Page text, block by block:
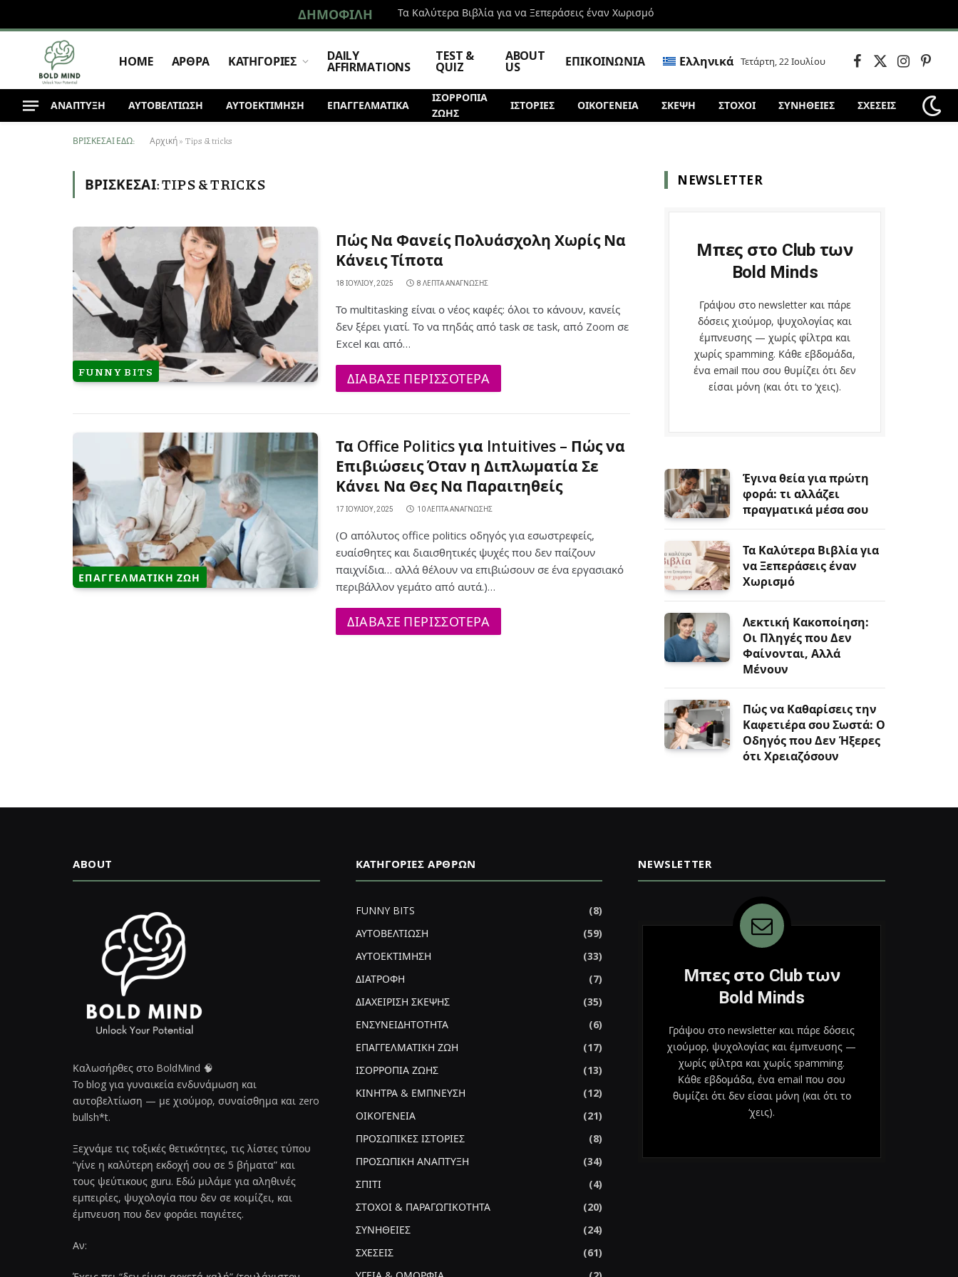
ΔΗΜΟΦΙΛΉ Τα Καλύτερα Βιβλία για να Ξεπεράσεις έναν Χωρισμό
HOME ΑΡΘΡΑ ΚΑΤΗΓΟΡΙΕΣ DAILY
AFFIRMATIONS
TEST &
QUIZ
ABOUT
US ΕΠΙΚΟΙΝΩΝΙΑ Ελληνικά Τετάρτη, 22 Ιουλίου Facebook
X
Instagram
ΑΝΆΠΤΥΞΗ ΑΥΤΟΒΕΛΤΙΩΣΗ ΑΥΤΟΕΚΤΙΜΗΣΗ ΕΠΑΓΓΕΛΜΑΤΙΚΆ
ΙΣΟΡΡΟΠΙΑ
ΖΩΗΣ
ΙΣΤΟΡΊΕΣ ΟΙΚΟΓΕΝΕΙΑ ΣΚΈΨΗ ΣΤΌΧΟΙ ΣΥΝΗΘΕΙΕΣ ΣΧΕΣΕΙΣ
ΒΡΊΣΚΕΣΑΙ ΕΔΏ: Αρχική» Tips & tricks
ΒΡΊΣΚΕΣΑΙ:TIPS & TRICKS
FUNNY BITS
Πώς Να Φανείς Πολυάσχολη Χωρίς Να
Κάνεις Τίποτα
18 ΙΟΥΛΊΟΥ, 2025 8 ΛΕΠΤΆ ΑΝΆΓΝΩΣΗΣ
Το multitasking είναι ο νέος καφές: όλοι το κάνουν, κανείς
δεν ξέρει γιατί. Το να πηδάς από task σε task, από Zoom σε
Excel και από…
ΔΙΑΒΑΣΕ ΠΕΡΙΣΣΟΤΕΡΑ
ΕΠΑΓΓΕΛΜΑΤΙΚΗ ΖΩΗ
Τα Office Politics για Intuitives – Πώς να
Επιβιώσεις Όταν η Διπλωματία Σε
Κάνει Να Θες Να Παραιτηθείς
17 ΙΟΥΛΊΟΥ, 2025 10 ΛΕΠΤΆ ΑΝΆΓΝΩΣΗΣ
(Ο απόλυτος office politics οδηγός για εσωστρεφείς,
ευαίσθητες και διαισθητικές ψυχές που δεν παίζουν
παιχνίδια… αλλά θέλουν να επιβιώσουν σε ένα εργασιακό
περιβάλλον γεμάτο από αυτά.)…
ΔΙΑΒΑΣΕ ΠΕΡΙΣΣΟΤΕΡΑ
NEWSLETTER
Μπες στο Club των
Bold Minds
Γράψου στο newsletter και πάρε
δόσεις χιούμορ, ψυχολογίας και
έμπνευσης — χωρίς φίλτρα και
χωρίς spamming. Κάθε εβδομάδα,
ένα email που σου θυμίζει ότι δεν
είσαι μόνη (και ότι το ‘χεις).
Έγινα θεία για πρώτη
φορά: τι αλλάζει
πραγματικά μέσα σου
Τα Καλύτερα Βιβλία για
να Ξεπεράσεις έναν
Χωρισμό
Λεκτική Κακοποίηση:
Οι Πληγές που Δεν
Φαίνονται, Αλλά
Μένουν
Πώς να Καθαρίσεις την
Καφετιέρα σου Σωστά: Ο
Οδηγός που Δεν Ήξερες
ότι Χρειαζόσουν
ABOUT
Καλωσήρθες στο BoldMind 🧠
Το blog για γυναικεία ενδυνάμωση και
αυτοβελτίωση — με χιούμορ, συναίσθημα και zero
bullsh*t.
Ξεχνάμε τις τοξικές θετικότητες, τις λίστες τύπου
“γίνε η καλύτερη εκδοχή σου σε 5 βήματα” και
τους ψεύτικους guru. Εδώ μιλάμε για αληθινές
εμπειρίες, ψυχολογία που δεν σε κοιμίζει, και
έμπνευση που δεν φοράει παγιέτες.
Αν:
ΚΑΤΗΓΟΡΊΕΣ ΆΡΘΡΩΝ
FUNNY BITS
(8)
ΑΥΤΟΒΕΛΤΙΩΣΗ
(59)
ΑΥΤΟΕΚΤΙΜΗΣΗ
(33)
ΔΙΑΤΡΟΦΗ
(7)
ΔΙΑΧΕΙΡΙΣΗ ΣΚΕΨΗΣ
(35)
ΕΝΣΥΝΕΙΔΗΤΟΤΗΤΑ
(6)
ΕΠΑΓΓΕΛΜΑΤΙΚΗ ΖΩΗ
(17)
ΙΣΟΡΡΟΠΙΑ ΖΩΗΣ
(13)
ΚΙΝΗΤΡΑ & ΕΜΠΝΕΥΣΗ
(12)
ΟΙΚΟΓΕΝΕΙΑ
(21)
ΠΡΟΣΩΠΙΚΕΣ ΙΣΤΟΡΙΕΣ
(8)
ΠΡΟΣΩΠΙΚΗ ΑΝΑΠΤΥΞΗ
(34)
ΣΠΙΤΙ
(4)
ΣΤΟΧΟΙ & ΠΑΡΑΓΩΓΙΚΟΤΗΤΑ
(20)
ΣΥΝΗΘΕΙΕΣ
(24)
ΣΧΕΣΕΙΣ
(61)
NEWSLETTER
Μπες στο Club των
Bold Minds
Γράψου στο newsletter και πάρε δόσεις
χιούμορ, ψυχολογίας και έμπνευσης —
χωρίς φίλτρα και χωρίς spamming.
Κάθε εβδομάδα, ένα email που σου
θυμίζει ότι δεν είσαι μόνη (και ότι το
‘χεις).